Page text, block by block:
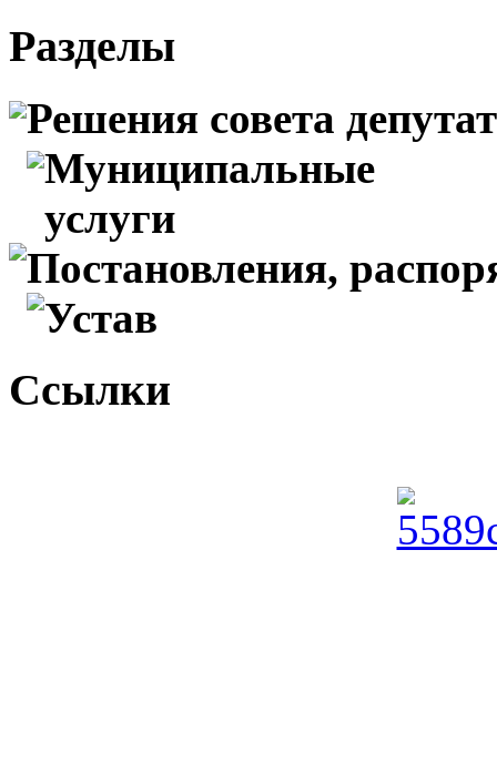
Разделы
Решения совета
Муниципальные
услуги
Постановления,
Устав
Ссылки